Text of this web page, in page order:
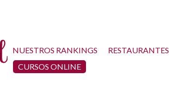
NUESTROS RANKINGS RESTAURANTES
CURSOS ONLINE